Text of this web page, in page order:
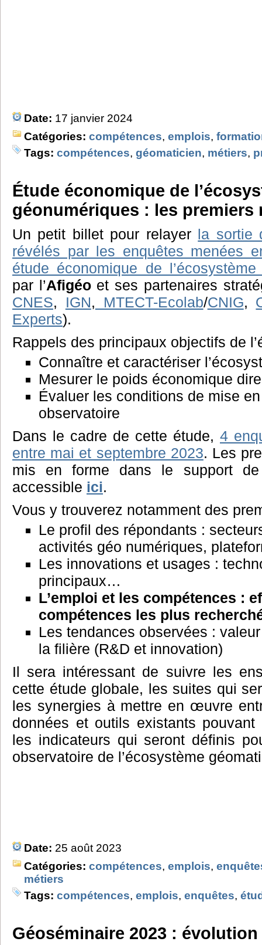
Date: 17 janvier 2024
Catégories: compétences, emplois,
Tags: compétences, géomaticien, métiers,
Étude économique de
géonumériques : les
Un petit billet pour relayer la sortie
révélés par les enquêtes menées
étude économique de l’écosystème
par l’Afigéoet ses partenaires
CNES, IGN, MTECT-Ecolab/CNIG,
Experts).
Rappels des principaux objectifs de
Connaître et caractériser
Mesurer le poids économique
Évaluer les conditions de mise
observatoire
Dans le cadre de cette étude, 4
entre mai et septembre 2023. Les
mis en forme dans le support
accessible ici.
Vous y trouverez notamment des
Le profil des répondants :
activités géo numériques,
Les innovations et usages :
principaux…
L’emploi et les compétences :
compétences les plus
Les tendances observées :
la filière (R&D et innovation)
Il sera intéressant de suivre les
cette étude globale, les suites qui
les synergies à mettre en œuvre
données et outils existants
les indicateurs qui seront définis
observatoire de l’écosystème
Date: 25 août 2023
Catégories: compétences, emplois,
métiers
Tags: compétences, emplois, enquêtes,
Géoséminaire 2023 :